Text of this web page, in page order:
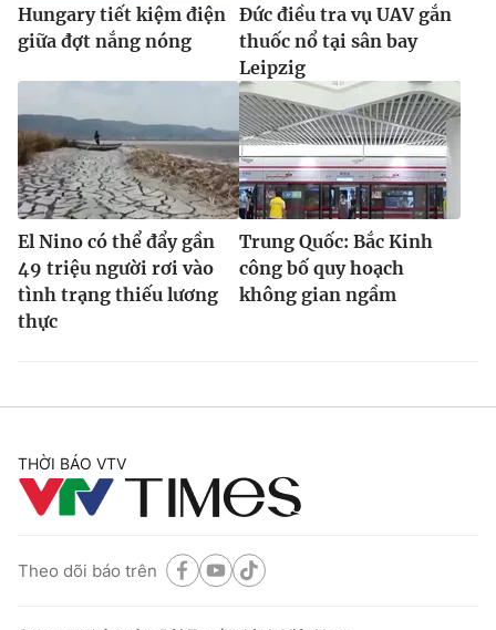
Hungary tiết kiệm điện
giữa đợt nắng nóng
Đức điều tra vụ UAV gắn
thuốc nổ tại sân bay
Leipzig
El Nino có thể đẩy gần
49 triệu người rơi vào
tình trạng thiếu lương
thực
Trung Quốc: Bắc Kinh
công bố quy hoạch
không gian ngầm
THỜI BÁO VTV
Theo dõi báo trên